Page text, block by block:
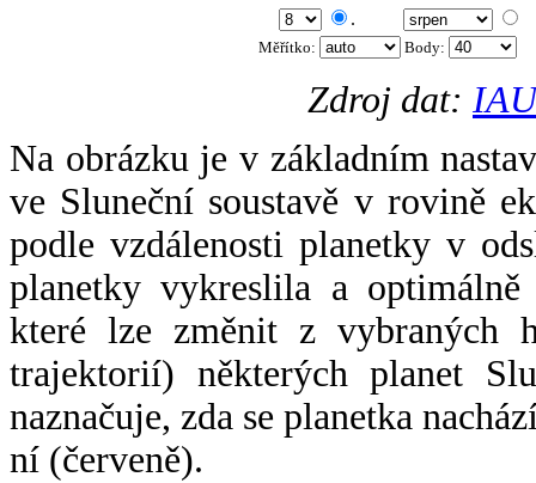
.
Měřítko: Body:
Zdroj dat:
Na obrázku je v základním
ve Sluneční soustavě v rovině
podle vzdálenosti planetky v
planetky vykreslila a
které lze změnit z vybraných
trajektorií) některých planet
naznačuje, zda se planetka
ní (červeně).